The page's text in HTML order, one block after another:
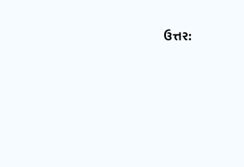
ઉત્તર: